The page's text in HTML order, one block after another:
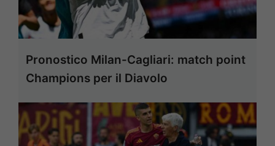
Pronostico Milan-Cagliari: match point
Champions per il Diavolo